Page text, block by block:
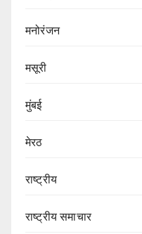
मनोरंजन
मसूरी
मुंबई
मेरठ
राष्ट्रीय
राष्ट्रीय समाचार